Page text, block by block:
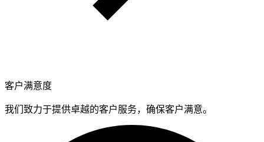
客户满意度
我们致力于提供卓越的客户服务，确保客户满意。